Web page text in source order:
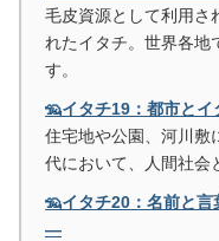
毛皮資源として利用さ
れたイタチ。世界各地
す。
🦡イタチ19：都市と
住宅地や公園、河川敷
代において、人間社会
🦡イタチ20：名前と
―